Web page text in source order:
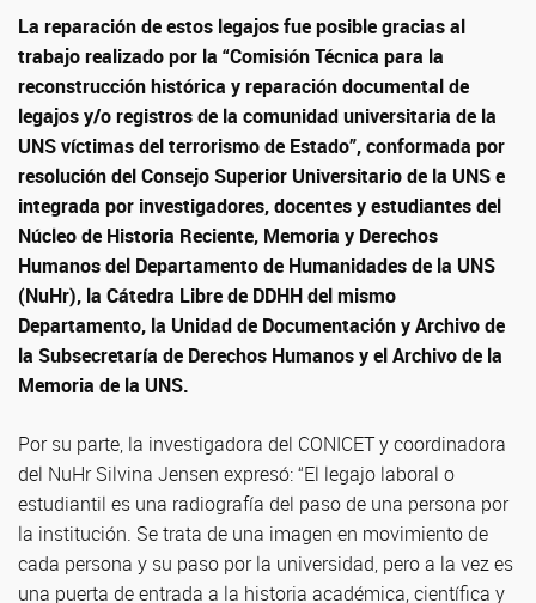
La reparación de estos legajos fue posible gracias al
trabajo realizado por la “Comisión Técnica para la
reconstrucción histórica y reparación documental de
legajos y/o registros de la comunidad universitaria de la
UNS víctimas del terrorismo de Estado”, conformada por
resolución del Consejo Superior Universitario de la UNS e
integrada por investigadores, docentes y estudiantes del
Núcleo de Historia Reciente, Memoria y Derechos
Humanos del Departamento de Humanidades de la UNS
(NuHr), la Cátedra Libre de DDHH del mismo
Departamento, la Unidad de Documentación y Archivo de
la Subsecretaría de Derechos Humanos y el Archivo de la
Memoria de la UNS.
Por su parte, la investigadora del CONICET y coordinadora
del NuHr Silvina Jensen expresó: “El legajo laboral o
estudiantil es una radiografía del paso de una persona por
la institución. Se trata de una imagen en movimiento de
cada persona y su paso por la universidad, pero a la vez es
una puerta de entrada a la historia académica, científica y